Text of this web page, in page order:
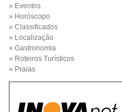
» Eventos
» Horóscopo
» Classificados
» Localização
» Gastronomia
» Roteiros Turísticos
» Praias